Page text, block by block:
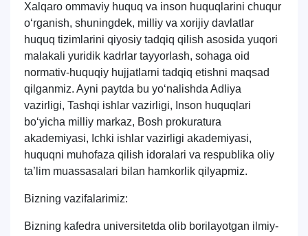
Xalqaro ommaviy huquq va inson huquqlarini chuqur
o‘rganish, shuningdek, milliy va xorijiy davlatlar
huquq tizimlarini qiyosiy tadqiq qilish asosida yuqori
malakali yuridik kadrlar tayyorlash, sohaga oid
normativ-huquqiy hujjatlarni tadqiq etishni maqsad
qilganmiz. Ayni paytda bu yo‘nalishda Adliya
vazirligi, Tashqi ishlar vazirligi, Inson huquqlari
bo‘yicha milliy markaz, Bosh prokuratura
akademiyasi, Ichki ishlar vazirligi akademiyasi,
huquqni muhofaza qilish idoralari va respublika oliy
ta’lim muassasalari bilan hamkorlik qilyapmiz.
Bizning vazifalarimiz:
Bizning kafedra universitetda olib borilayotgan ilmiy-